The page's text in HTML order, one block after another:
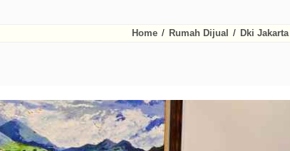
Home / Rumah Dijual / Dki Jakarta